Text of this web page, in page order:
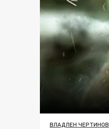
ВЛАДЛЕН ЧЕРТИНОВ